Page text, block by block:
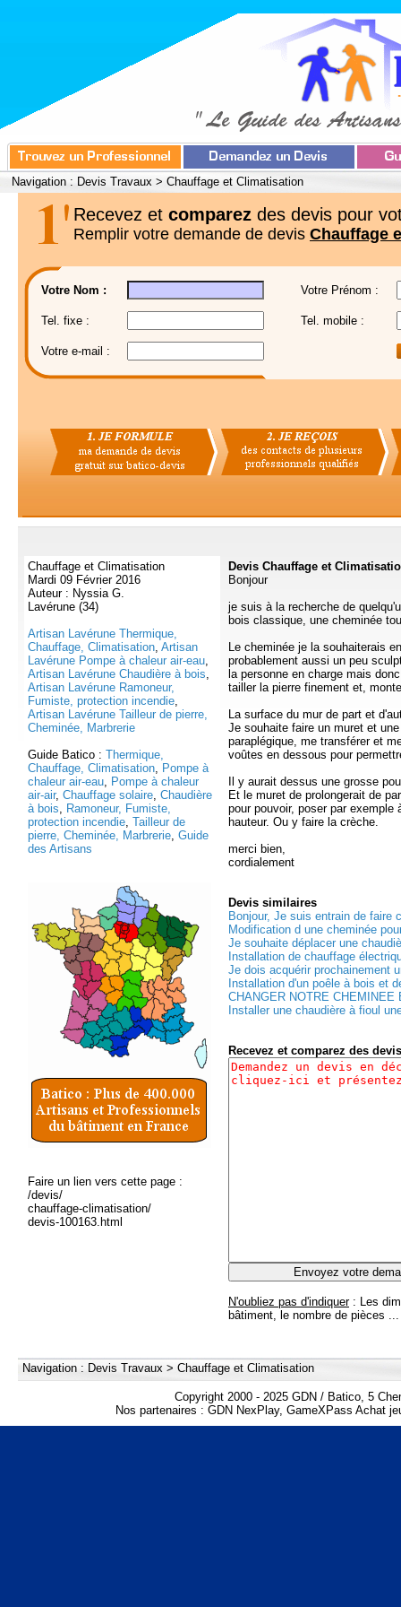
Navigation : Devis Travaux > Chauffage et Climatisation
Recevez et comparez des devis pour
Remplir votre demande de devis Chauffage
Votre Nom : Votre Prénom :
Tel. fixe : Tel. mobile :
Votre e-mail :
Chauffage et Climatisation
Mardi 09 Février 2016
Auteur : Nyssia G.
Lavérune (34)
Artisan Lavérune Thermique,
Chauffage, Climatisation, Artisan
Lavérune Pompe à chaleur air-eau,
Artisan Lavérune Chaudière à bois,
Artisan Lavérune Ramoneur,
Fumiste, protection incendie,
Artisan Lavérune Tailleur de pierre,
Cheminée, Marbrerie
Guide Batico : Thermique,
Chauffage, Climatisation, Pompe à
chaleur air-eau, Pompe à chaleur
air-air, Chauffage solaire, Chaudière
à bois, Ramoneur, Fumiste,
protection incendie, Tailleur de
pierre, Cheminée, Marbrerie, Guide
des Artisans
Faire un lien vers cette page :
/devis/
chauffage-climatisation/
devis-100163.html
Devis Chauffage et
Bonjour
je suis à la recherche de
bois classique, une cheminée
Le cheminée je la souhaiterais
probablement aussi un peu
la personne en charge mais
tailler la pierre finement et,
La surface du mur de part et
Je souhaite faire un muret et
paraplégique, me transférer et
voûtes en dessous pour
Il y aurait dessus une grosse
Et le muret de prolongerait de
pour pouvoir, poser par
hauteur. Ou y faire la crèche.
merci bien,
cordialement
Devis similaires
Bonjour, Je suis entrain de faire
Modification d une cheminée
Je souhaite déplacer une
Installation de chauffage
Je dois acquérir prochainement
Installation d'un poêle à bois et
CHANGER NOTRE
Installer une chaudière à fioul
Recevez et comparez des
N'oubliez pas d'indiquer: Les
bâtiment, le nombre de pièces ...
Navigation : Devis Travaux > Chauffage et Climatisation
Copyright 2000 - 2025 GDN / Batico, 5
Nos partenaires : GDN NexPlay, GameXPass Achat